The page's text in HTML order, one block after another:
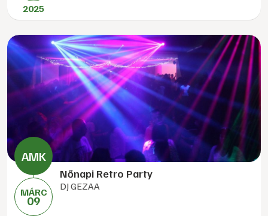
2025
MÁRC
09
Nőnapi Retro Party
DJ GEZAA